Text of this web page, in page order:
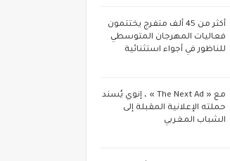
أكثر من 45 ألف متفرج يختتمون
فعاليات المهرجان المتوسطي
للناظور في أجواء استثنائية
مع « The Next Ad » ، إنوي يُسند
حملته الإعلانية المقبلة إلى
الشباب المغربي